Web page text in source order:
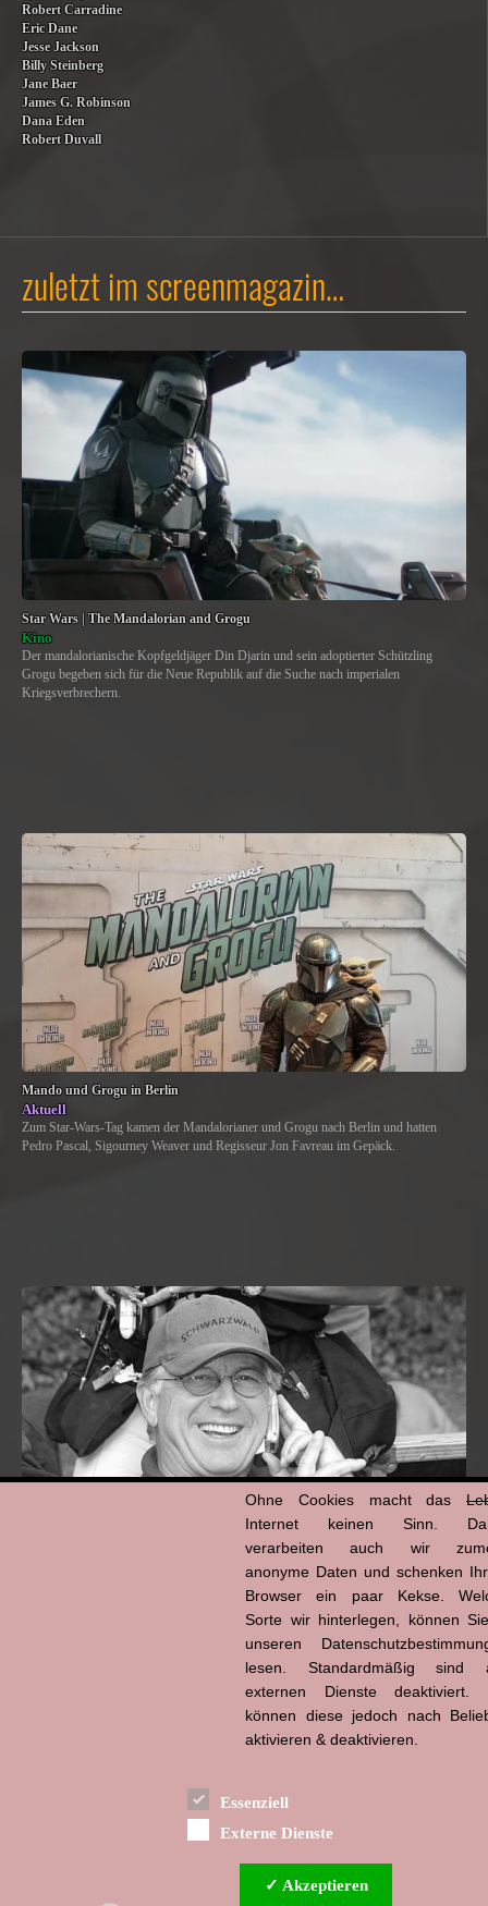
Robert Carradine
Eric Dane
Jesse Jackson
Billy Steinberg
Jane Baer
James G. Robinson
Dana Eden
Robert Duvall
zuletzt im screenmagazin…
Star Wars | The Mandalorian and Grogu
Kino
Der mandalorianische Kopfgeldjäger Din Djarin und sein adoptierter Schützling
Grogu begeben sich für die Neue Republik auf die Suche nach imperialen
Kriegsverbrechern.
Mando und Grogu in Berlin
Aktuell
Zum Star-Wars-Tag kamen der Mandalorianer und Grogu nach Berlin und hatten
Pedro Pascal, Sigourney Weaver und Regisseur Jon Favreau im Gepäck.
Ohne Cookies macht das
Internet keinen Sinn.
verarbeiten auch wir
anonyme Daten und schenken
Browser ein paar Kekse.
Sorte wir hinterlegen, können
unseren
lesen. Standardmäßig sind
externen Dienste deaktiviert.
können diese jedoch nach
aktivieren & deaktivieren.
Essenziell
Externe Dienste
✓ Akzeptieren